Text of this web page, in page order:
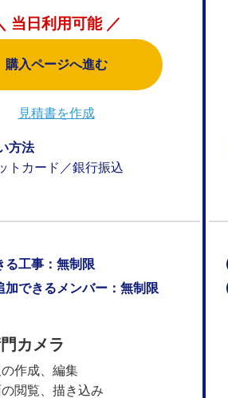
当日利用可能 ／
購入ページへ進む
見積書を作成
方法
トカード／銀行振込
る工事：無制限
加できるメンバー：無制限
カメラ
の作成、編集
の閲覧、描き込み